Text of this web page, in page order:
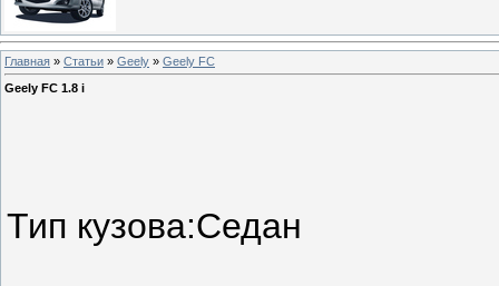
Главная » Статьи » Geely » Geely FC
Geely FC 1.8 i
Тип кузова:Седан